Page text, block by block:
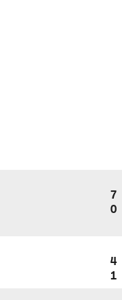
7
0
4
1